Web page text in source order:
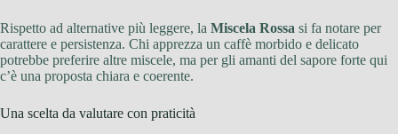
Rispetto ad alternative più leggere, la Miscela Rossa si fa notare per
carattere e persistenza. Chi apprezza un caffè morbido e delicato
potrebbe preferire altre miscele, ma per gli amanti del sapore forte qui
c’è una proposta chiara e coerente.
Una scelta da valutare con praticità